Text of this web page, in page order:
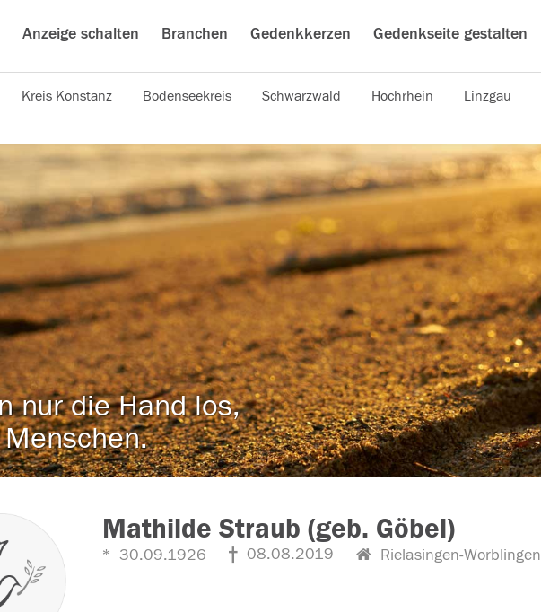
Anzeige schalten Branchen Gedenkkerzen Gedenkseite gestalten
Kreis Konstanz Bodenseekreis Schwarzwald Hochrhein Linzgau
nur die Hand los,
Mathilde Straub (geb. Göbel)
30.09.1926 08.08.2019 Rielasingen-Worblingen